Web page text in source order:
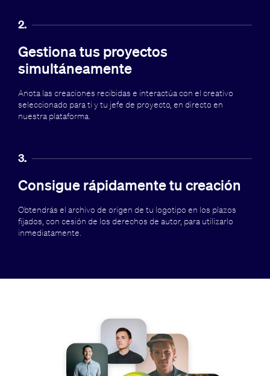
2.
Gestiona tus proyectos
simultáneamente
Anota las creaciones recibidas e interactúa con el creativo
seleccionado para ti y tu jefe de proyecto, en directo en
nuestra plataforma.
3.
Consigue rápidamente tu creación
Obtendrás el archivo de origen de tu logotipo en los plazos
fijados, con cesión de los derechos de autor, para utilizarlo
inmediatamente.